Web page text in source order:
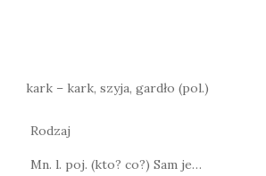
kark – kark, szyja, gardło (pol.)
Rodzaj
Mn. l. poj. (kto? co?) Sam je…